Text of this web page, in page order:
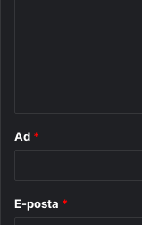
Ad *
E-posta *